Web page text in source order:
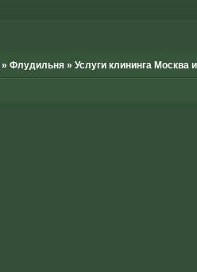
» Флудильня » Услуги клининга Москва